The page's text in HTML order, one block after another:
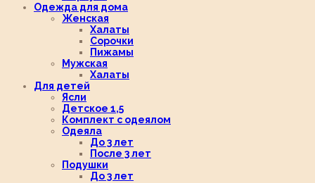
Одежда для дома
Женская
Халаты
Сорочки
Пижамы
Мужская
Халаты
Для детей
Ясли
Детское 1,5
Комплект с одеялом
Одеяла
До 3 лет
После 3 лет
Подушки
До 3 лет